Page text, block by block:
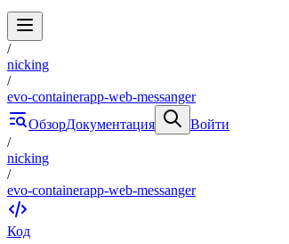
/
nicking
/
evo-containerapp-web-messanger
ОбзорДокументация
Войти
/
nicking
/
evo-containerapp-web-messanger
Код